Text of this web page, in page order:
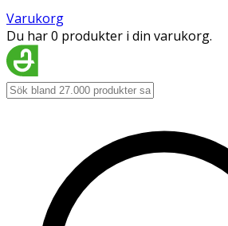
Varukorg
Du har 0 produkter i din varukorg.